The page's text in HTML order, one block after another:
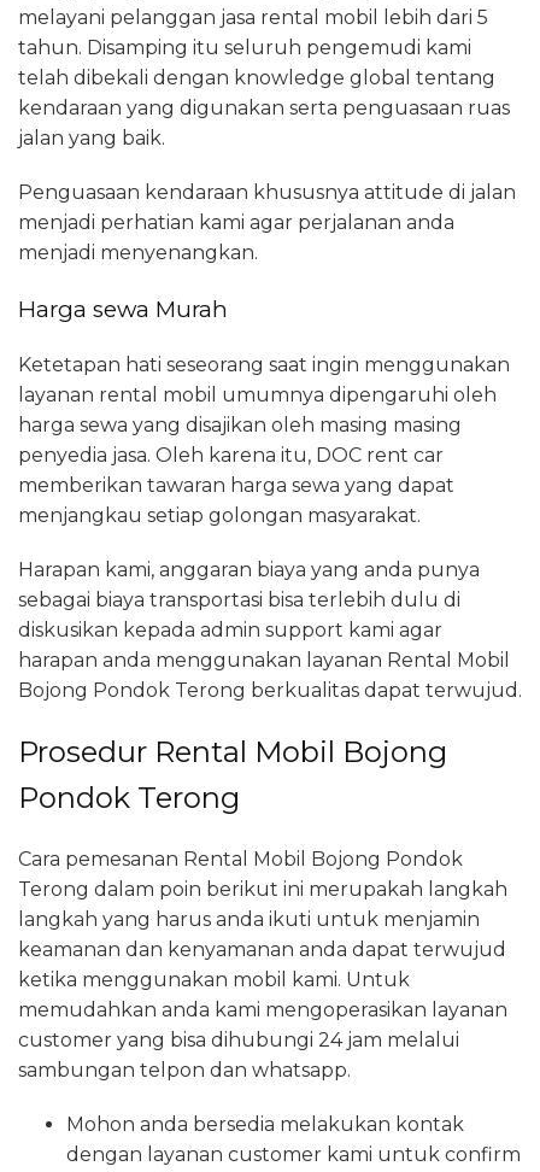
melayani pelanggan jasa rental mobil lebih dari 5
tahun. Disamping itu seluruh pengemudi kami
telah dibekali dengan knowledge global tentang
kendaraan yang digunakan serta penguasaan ruas
jalan yang baik.
Penguasaan kendaraan khususnya attitude di jalan
menjadi perhatian kami agar perjalanan anda
menjadi menyenangkan.
Harga sewa Murah
Ketetapan hati seseorang saat ingin menggunakan
layanan rental mobil umumnya dipengaruhi oleh
harga sewa yang disajikan oleh masing masing
penyedia jasa. Oleh karena itu, DOC rent car
memberikan tawaran harga sewa yang dapat
menjangkau setiap golongan masyarakat.
Harapan kami, anggaran biaya yang anda punya
sebagai biaya transportasi bisa terlebih dulu di
diskusikan kepada admin support kami agar
harapan anda menggunakan layanan Rental Mobil
Bojong Pondok Terong berkualitas dapat terwujud.
Prosedur Rental Mobil Bojong
Pondok Terong
Cara pemesanan Rental Mobil Bojong Pondok
Terong dalam poin berikut ini merupakah langkah
langkah yang harus anda ikuti untuk menjamin
keamanan dan kenyamanan anda dapat terwujud
ketika menggunakan mobil kami. Untuk
memudahkan anda kami mengoperasikan layanan
customer yang bisa dihubungi 24 jam melalui
sambungan telpon dan whatsapp.
Mohon anda bersedia melakukan kontak
dengan layanan customer kami untuk confirm